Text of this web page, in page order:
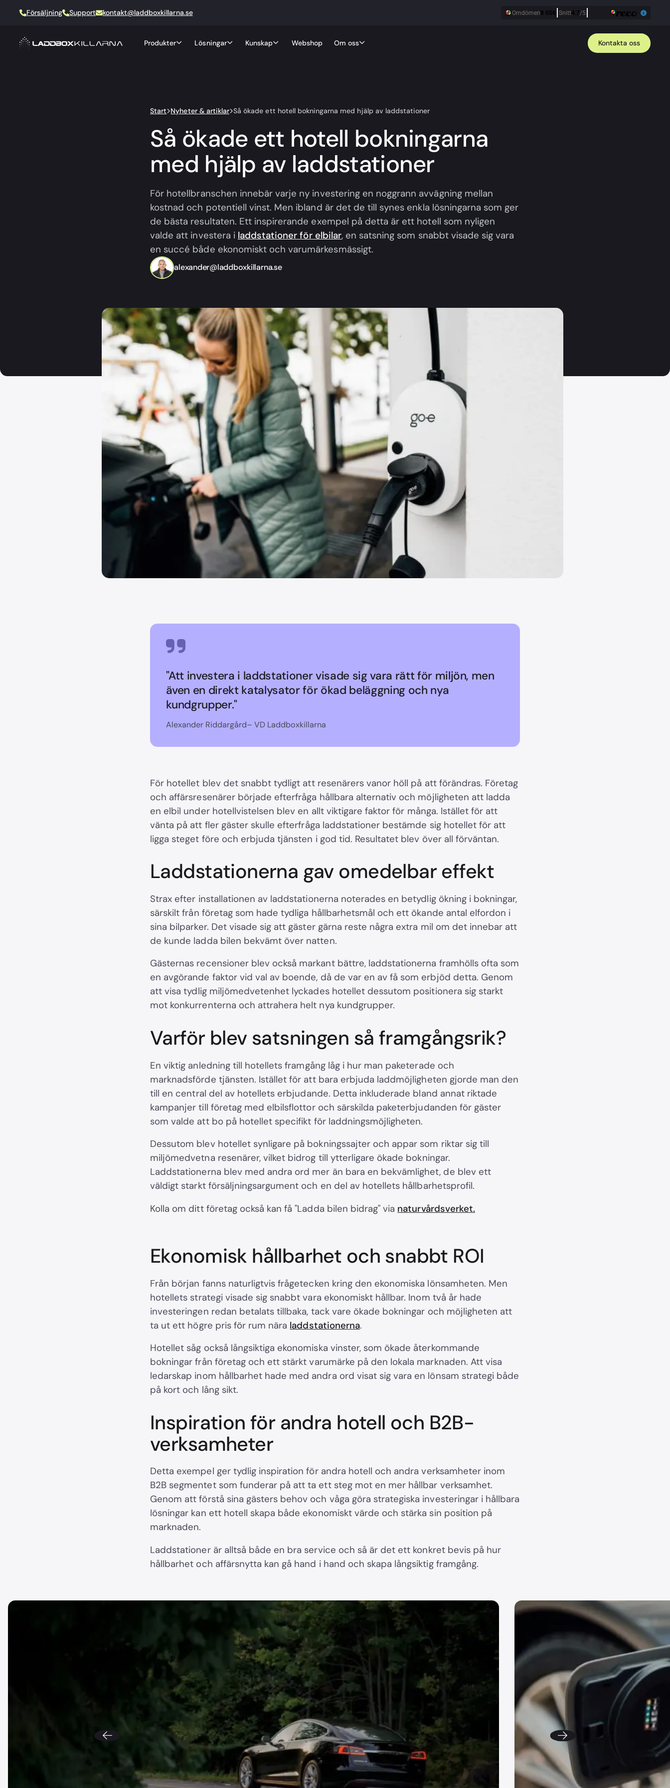
Försäljning Support kontakt@laddboxkillarna.se
Produkter Lösningar Kunskap Webshop Om oss Kontakta oss
Start Nyheter & artiklar Så ökade ett hotell bokningarna med hjälp av laddstationer
Så ökade ett hotell bokningarna
med hjälp av laddstationer
För hotellbranschen innebär varje ny investering en noggrann avvägning mellan
kostnad och potentiell vinst. Men ibland är det de till synes enkla lösningarna som ger
de bästa resultaten. Ett inspirerande exempel på detta är ett hotell som nyligen
valde att investera i laddstationer för elbilar, en satsning som snabbt visade sig vara
en succé både ekonomiskt och varumärkesmässigt.
alexander@laddboxkillarna.se
"Att investera i laddstationer visade sig vara rätt för miljön, men
även en direkt katalysator för ökad beläggning och nya
kundgrupper."
Alexander Riddargård– VD Laddboxkillarna
För hotellet blev det snabbt tydligt att resenärers vanor höll på att förändras. Företag
och affärsresenärer började efterfråga hållbara alternativ och möjligheten att ladda
en elbil under hotellvistelsen blev en allt viktigare faktor för många. Istället för att
vänta på att fler gäster skulle efterfråga laddstationer bestämde sig hotellet för att
ligga steget före och erbjuda tjänsten i god tid. Resultatet blev över all förväntan.
Laddstationerna gav omedelbar effekt
Strax efter installationen av laddstationerna noterades en betydlig ökning i bokningar,
särskilt från företag som hade tydliga hållbarhetsmål och ett ökande antal elfordon i
sina bilparker. Det visade sig att gäster gärna reste några extra mil om det innebar att
de kunde ladda bilen bekvämt över natten.
Gästernas recensioner blev också markant bättre, laddstationerna framhölls ofta som
en avgörande faktor vid val av boende, då de var en av få som erbjöd detta. Genom
att visa tydlig miljömedvetenhet lyckades hotellet dessutom positionera sig starkt
mot konkurrenterna och attrahera helt nya kundgrupper.
Varför blev satsningen så framgångsrik?
En viktig anledning till hotellets framgång låg i hur man paketerade och
marknadsförde tjänsten. Istället för att bara erbjuda laddmöjligheten gjorde man den
till en central del av hotellets erbjudande. Detta inkluderade bland annat riktade
kampanjer till företag med elbilsflottor och särskilda paketerbjudanden för gäster
som valde att bo på hotellet specifikt för laddningsmöjligheten.
Dessutom blev hotellet synligare på bokningssajter och appar som riktar sig till
miljömedvetna resenärer, vilket bidrog till ytterligare ökade bokningar.
Laddstationerna blev med andra ord mer än bara en bekvämlighet, de blev ett
väldigt starkt försäljningsargument och en del av hotellets hållbarhetsprofil.
Kolla om ditt företag också kan få "Ladda bilen bidrag" via naturvårdsverket.
Ekonomisk hållbarhet och snabbt ROI
Från början fanns naturligtvis frågetecken kring den ekonomiska lönsamheten. Men
hotellets strategi visade sig snabbt vara ekonomiskt hållbar. Inom två år hade
investeringen redan betalats tillbaka, tack vare ökade bokningar och möjligheten att
ta ut ett högre pris för rum nära laddstationerna.
Hotellet såg också långsiktiga ekonomiska vinster, som ökade återkommande
bokningar från företag och ett stärkt varumärke på den lokala marknaden. Att visa
ledarskap inom hållbarhet hade med andra ord visat sig vara en lönsam strategi både
på kort och lång sikt.
Inspiration för andra hotell och B2B-
verksamheter
Detta exempel ger tydlig inspiration för andra hotell och andra verksamheter inom
B2B segmentet som funderar på att ta ett steg mot en mer hållbar verksamhet.
Genom att förstå sina gästers behov och våga göra strategiska investeringar i hållbara
lösningar kan ett hotell skapa både ekonomiskt värde och stärka sin position på
marknaden.
Laddstationer är alltså både en bra service och så är det ett konkret bevis på hur
hållbarhet och affärsnytta kan gå hand i hand och skapa långsiktig framgång.